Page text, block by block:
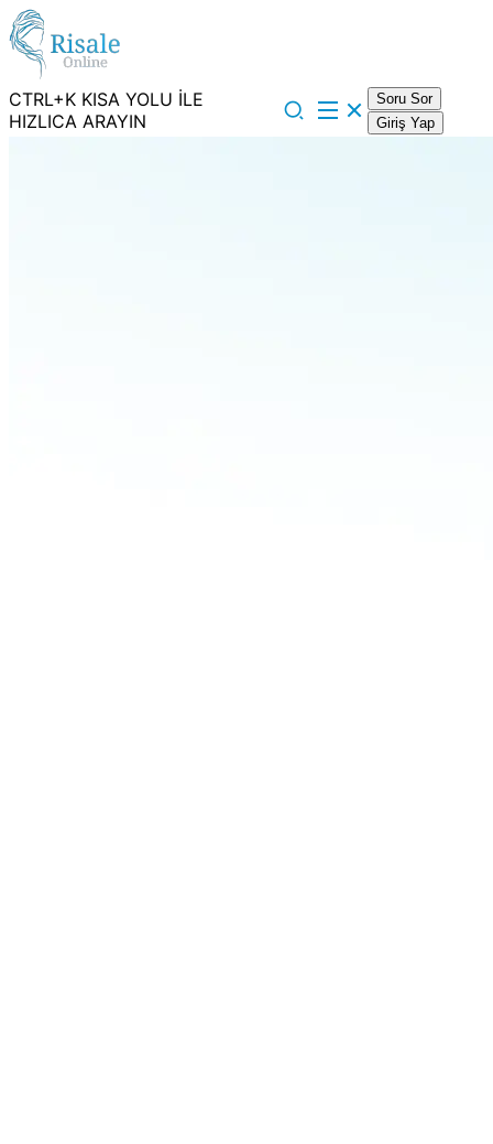
CTRL+K KISA YOLU İLE
HIZLICA ARAYIN
Soru Sor
Giriş Yap